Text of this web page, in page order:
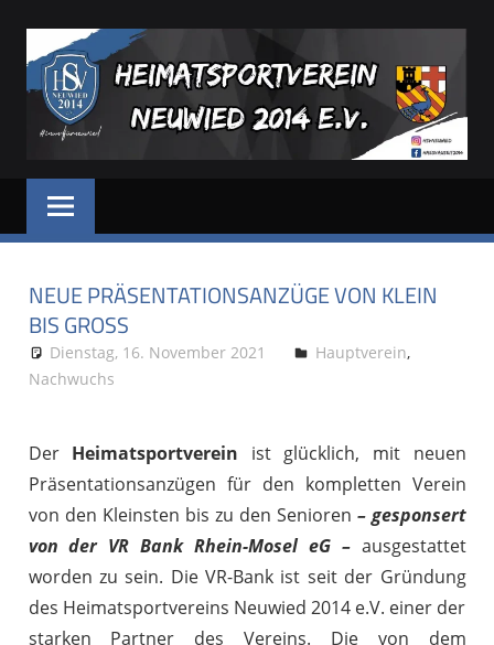
springen
NEUWIED
Dein
Sportverein
für
Neuwied
NEUE PRÄSENTATIONSANZÜGE VON KLEIN
BIS GROSS
Dienstag, 16. November 2021 Stephan P.
Hauptverein,
Nachwuchs
Der Heimatsportverein ist glücklich, mit neuen
Präsentationsanzügen für den kompletten Verein
von den Kleinsten bis zu den Senioren – gesponsert
von der VR Bank Rhein-Mosel eG –ausgestattet
worden zu sein. Die VR-Bank ist seit der Gründung
des Heimatsportvereins Neuwied 2014 e.V. einer der
starken Partner des Vereins. Die von dem